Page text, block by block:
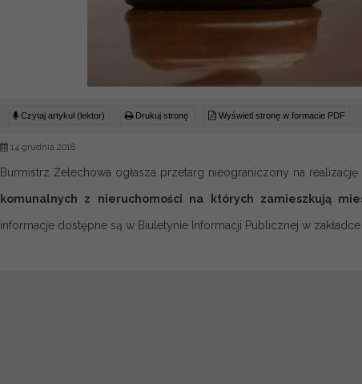
Czytaj artykuł (lektor) Drukuj stronę Wyświetl stronę w formacie PDF
14 grudnia 2018
Burmistrz Żelechowa ogłasza przetarg nieograniczony na realizację
komunalnych z nieruchomości na których zamieszkują
informacje dostępne są w Biuletynie Informacji Publicznej w